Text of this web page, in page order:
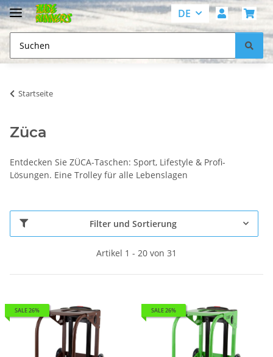
DE
Startseite
Züca
Entdecken Sie ZÜCA-Taschen: Sport, Lifestyle & Profi-
Lösungen. Eine Trolley für alle Lebenslagen
Filter und Sortierung
Artikel 1 - 20 von 31
SALE 26% SALE 26%